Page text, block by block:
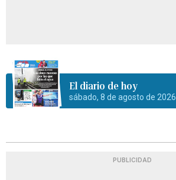
El diario de hoy
sábado, 8 de agosto de 2026
PUBLICIDAD